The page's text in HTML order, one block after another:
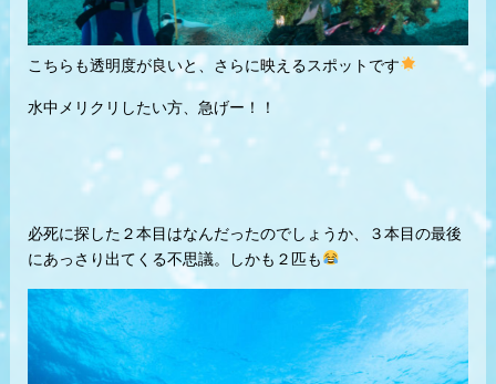
こちらも透明度が良いと、さらに映えるスポットです
水中メリクリしたい方、急げー！！
必死に探した２本目はなんだったのでしょうか、３本目の最後
にあっさり出てくる不思議。しかも２匹も